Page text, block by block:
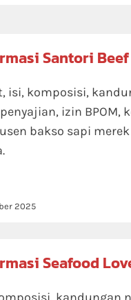
Santori
isi, komposisi,
izin BPOM,
bakso sapi
2025
Seafood